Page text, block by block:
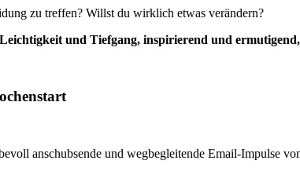
zu treffen? Willst du wirklich etwas verändern?
und Tiefgang, inspirierend und
anschubsende und wegbegleitende Email-Impulse